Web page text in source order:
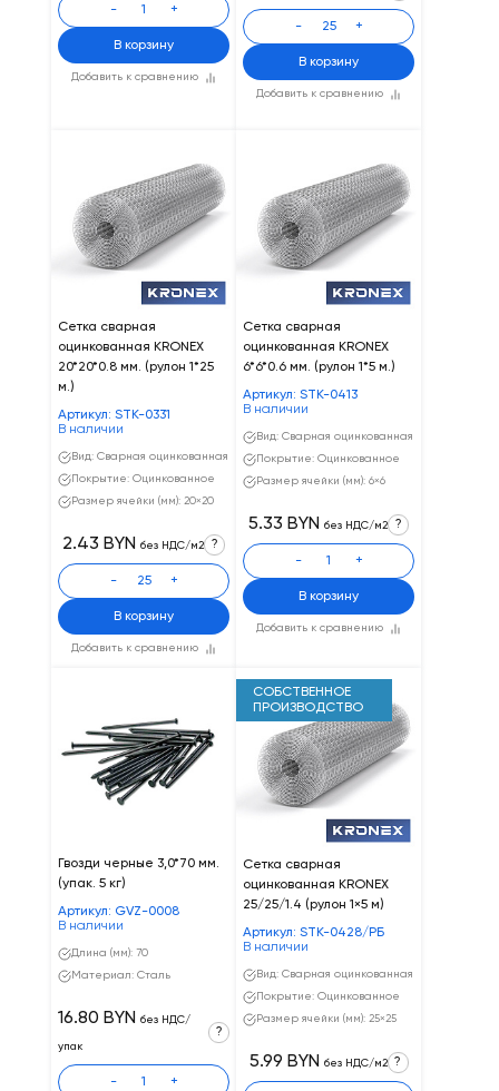
Добавить к сравнению
- +
В корзину
Добавить к сравнению
- +
В корзину
Сетка сварная
оцинкованная KRONEX
20*20*0.8 мм. (рулон 1*25
м.)
Артикул: STK-0331
В наличии
Вид: Сварная оцинкованная
Покрытие: Оцинкованное
Размер ячейки (мм): 20×20
Добавить к сравнению
2.43 BYN без НДС/м2 ?
- +
В корзину
Cетка сварная
оцинкованная KRONEX
6*6*0.6 мм. (рулон 1*5 м.)
Артикул: STK-0413
В наличии
Вид: Сварная оцинкованная
Покрытие: Оцинкованное
Размер ячейки (мм): 6×6
Добавить к сравнению
5.33 BYN без НДС/м2 ?
- +
В корзину
Гвозди черные 3,0*70 мм.
(упак. 5 кг)
Артикул: GVZ-0008
В наличии
Длина (мм): 70
Материал: Сталь
16.80 BYN без НДС/
упак
?
- +
СОБСТВЕННОЕ
ПРОИЗВОДСТВО
Сетка сварная
оцинкованная KRONEX
25/25/1.4 (рулон 1×5 м)
Артикул: STK-0428/РБ
В наличии
Вид: Сварная оцинкованная
Покрытие: Оцинкованное
Размер ячейки (мм): 25×25
5.99 BYN без НДС/м2 ?